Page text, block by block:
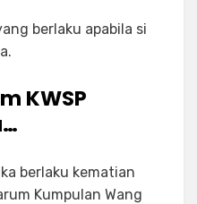
berlaku apabila si
KWSP
berlaku kematian
Kumpulan Wang